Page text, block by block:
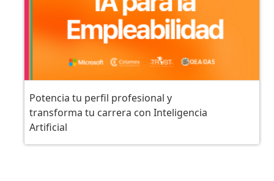
Potencia tu perfil profesional y
transforma tu carrera con Inteligencia
Artificial